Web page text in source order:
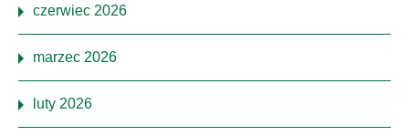
czerwiec 2026
marzec 2026
luty 2026